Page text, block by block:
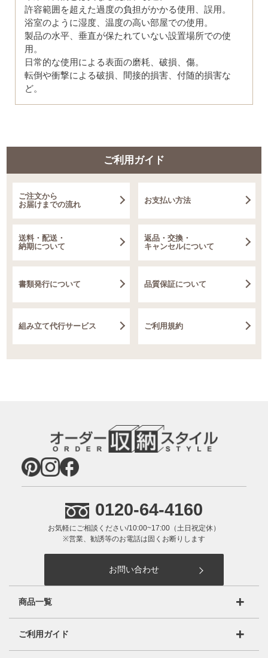
ご利用ガイド
ご注文から
お届けまでの流れ
お支払い方法
送料・配送・
納期について
返品・交換・
キャンセルについて
書類発行について 品質保証について
組み立て代行サービス ご利用規約
許容範囲を超えた過度の負担がかかる使用、誤用。
浴室のように湿度、温度の高い部屋での使用。
製品の水平、垂直が保たれていない設置場所での使
用。
日常的な使用による表面の磨耗、破損、傷。
転倒や衝撃による破損、間接的損害、付随的損害な
ど。
0120-64-4160
お気軽にご相談ください/10:00~17:00（土日祝定休）
※営業、勧誘等のお電話は固くお断りします
お問い合わせ
商品一覧
オーダーマルチラック（ARO/NCO）
オーダーワイドラック(OWR）
ご利用ガイド